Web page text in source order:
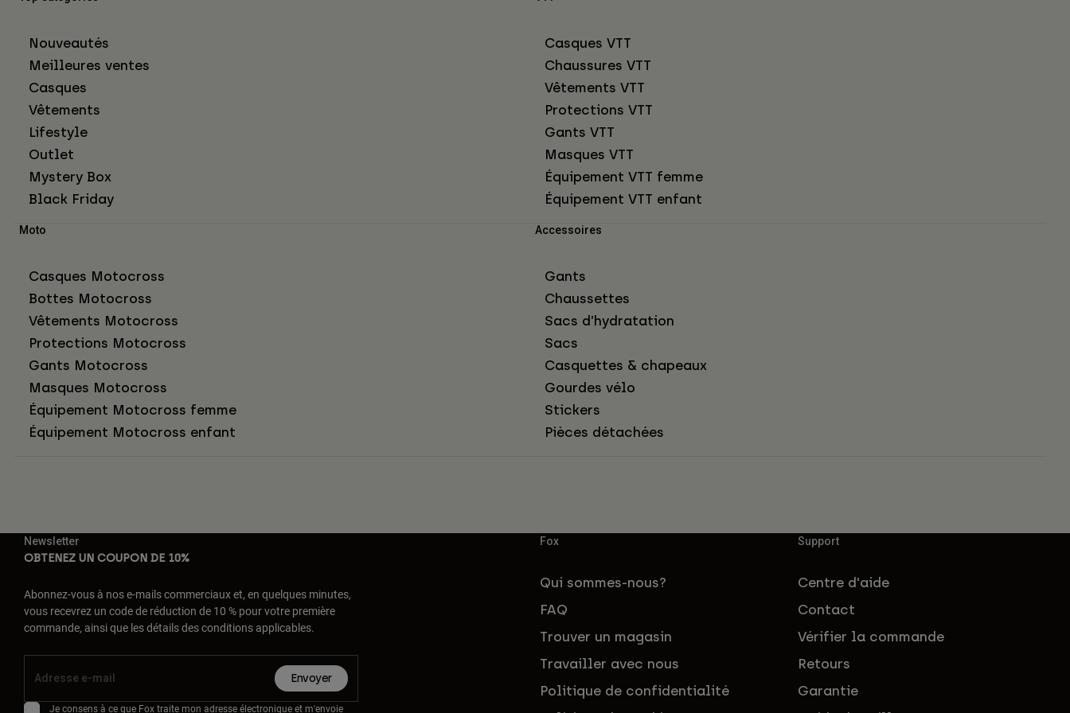
Nouveautés
Meilleures ventes
Casques
Vêtements
Lifestyle
Outlet
Mystery Box
Black Friday
Casques VTT
Chaussures VTT
Vêtements VTT
Protections VTT
Gants VTT
Masques VTT
Équipement VTT femme
Équipement VTT enfant
Moto
Casques Motocross
Bottes Motocross
Vêtements Motocross
Protections Motocross
Gants Motocross
Masques Motocross
Équipement Motocross femme
Équipement Motocross enfant
Accessoires
Gants
Chaussettes
Sacs d’hydratation
Sacs
Casquettes & chapeaux
Gourdes vélo
Stickers
Pièces détachées
Newsletter
OBTENEZ UN COUPON DE 10%
Abonnez-vous à nos e-mails commerciaux et, en quelques minutes,
vous recevrez un code de réduction de 10 % pour votre première
commande, ainsi que les détails des conditions applicables.
Envoyer
Je consens à ce que Fox traite mon adresse électronique et m'envoie
Fox
Qui sommes-nous?
FAQ
Trouver un magasin
Travailler avec nous
Politique de confidentialité
Support
Centre d'aide
Contact
Vérifier la commande
Retours
Garantie